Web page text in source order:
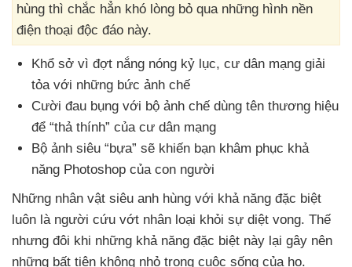
hùng thì chắc hẳn khó lòng bỏ qua những hình nền
điện thoại độc đáo này.
Khổ sở vì đợt nắng nóng kỷ lục, cư dân mạng giải
tỏa với những bức ảnh chế
Cười đau bụng với bộ ảnh chế dùng tên thương hiệu
để “thả thính” của cư dân mạng
Bộ ảnh siêu “bựa” sẽ khiến bạn khâm phục khả
năng Photoshop của con người
Những nhân vật siêu anh hùng với khả năng đặc biệt
luôn là người cứu vớt nhân loại khỏi sự diệt vong. Thế
nhưng đôi khi những khả năng đặc biệt này lại gây nên
những bất tiện không nhỏ trong cuộc sống của họ.